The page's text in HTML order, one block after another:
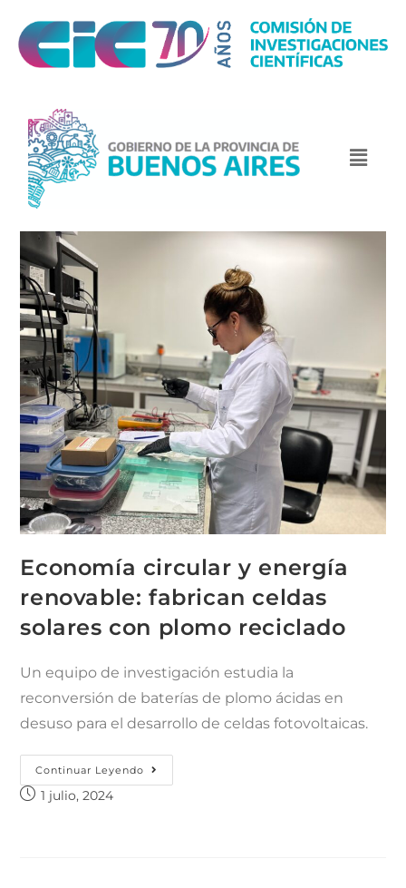
Economía circular y energía
renovable: fabrican celdas
solares con plomo reciclado
Un equipo de investigación estudia la
reconversión de baterías de plomo ácidas en
desuso para el desarrollo de celdas fotovoltaicas.
Continuar Leyendo
1 julio, 2024